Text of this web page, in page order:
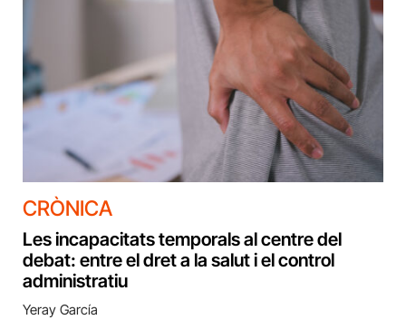
CRÒNICA
Les incapacitats temporals al centre del
debat: entre el dret a la salut i el control
administratiu
Yeray García